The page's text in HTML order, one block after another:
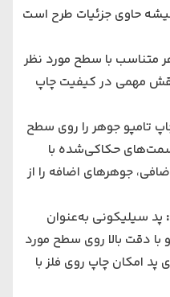
حاوی جزئیات طرح است
متناسب با سطح مورد نظر
نقش مهمی در کیفیت چاپ
تامپو جوهر را روی سطح
حکاکی‌شده با
جوهرهای اضافه را از
: پد سیلیکونی به‌عنوان
با دقت بالا روی سطح مورد
امکان چاپ روی فلز با